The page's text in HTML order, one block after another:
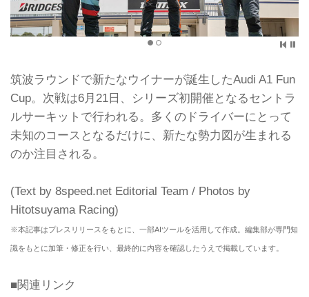
筑波ラウンドで新たなウイナーが誕生したAudi A1 Fun
Cup。次戦は6月21日、シリーズ初開催となるセントラ
ルサーキットで行われる。多くのドライバーにとって
未知のコースとなるだけに、新たな勢力図が生まれる
のか注目される。
(Text by 8speed.net Editorial Team / Photos by
Hitotsuyama Racing)
※本記事はプレスリリースをもとに、一部AIツールを活用して作成。編集部が専門知
識をもとに加筆・修正を行い、最終的に内容を確認したうえで掲載しています。
■関連リンク